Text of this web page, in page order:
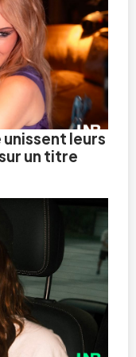
leurs
un titre